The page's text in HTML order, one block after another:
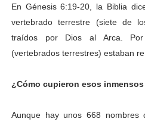
En Génesis 6:19-20, la Biblia
vertebrado terrestre (siete de
traídos por Dios al Arca.
(vertebrados terrestres) estaban
¿Cómo cupieron esos
Aunque hay unos 668 nombres